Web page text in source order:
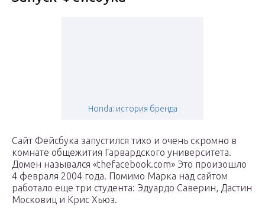
Honda: история бренда
Сайт Фейсбука запустился тихо и очень скромно в
комнате общежития Гарвардского университета.
Домен назывался «thefacebook.com» Это произошло
4 февраля 2004 года. Помимо Марка над сайтом
работало еще три студента: Эдуардо Саверин, Дастин
Московиц и Крис Хьюз.